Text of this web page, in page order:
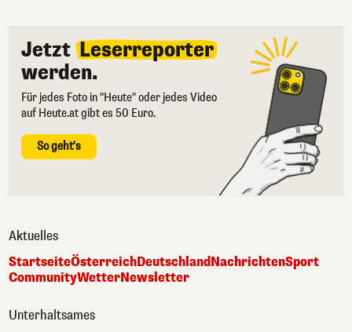
Jetzt Leserreporter
werden.
Für jedes Foto in "Heute" oder jedes Video
auf Heute.at gibt es 50 Euro.
So geht's
Aktuelles
StartseiteÖsterreichDeutschlandNachrichtenSport
CommunityWetterNewsletter
Unterhaltsames